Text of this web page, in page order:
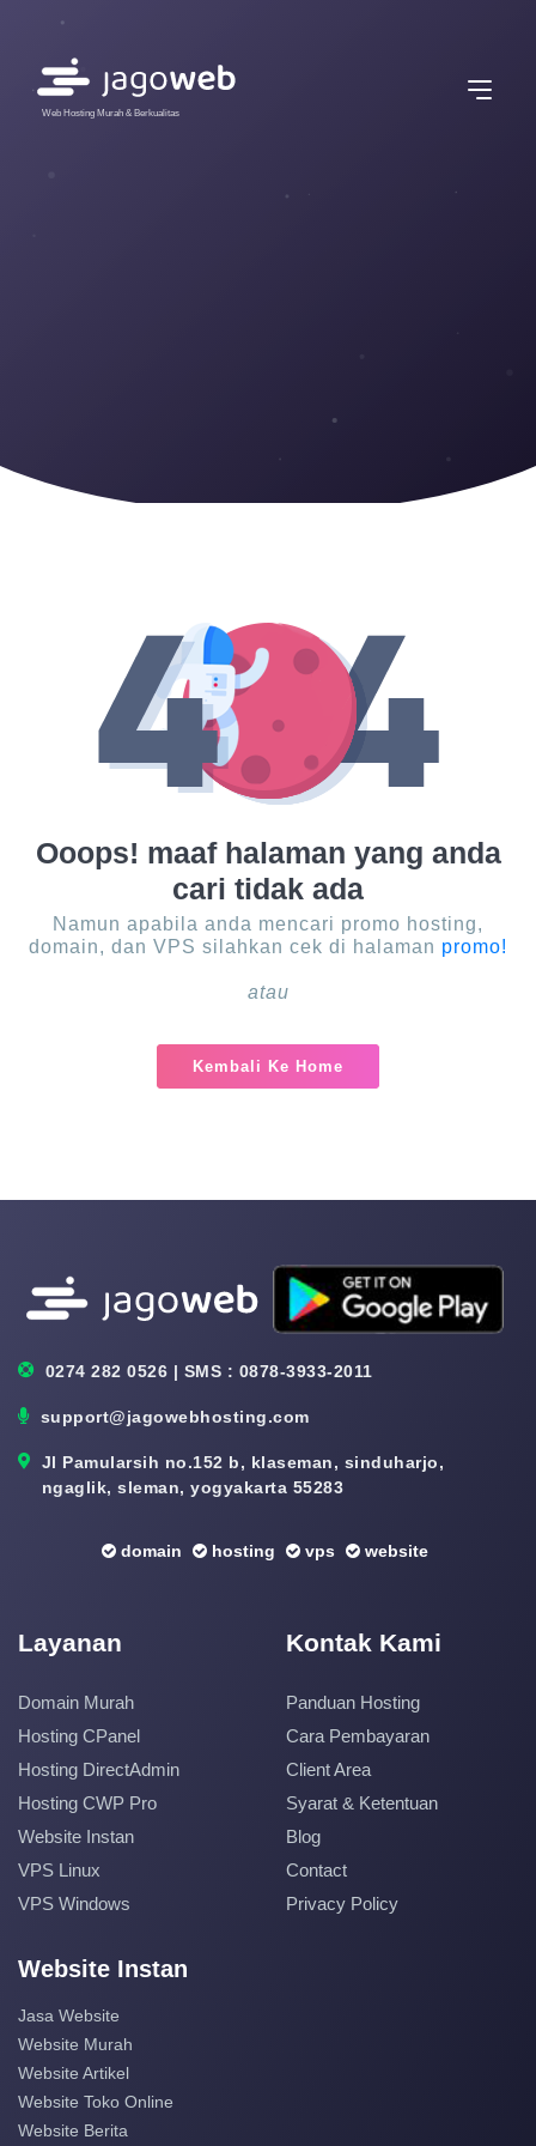
Web Hosting Murah & Berkualitas
Ooops! maaf halaman yang anda
cari tidak ada
Namun apabila anda mencari promo hosting,
domain, dan VPS silahkan cek di halaman promo!
atau
Kembali Ke Home
0274 282 0526 | SMS : 0878-3933-2011
support@jagowebhosting.com
Jl Pamularsih no.152 b, klaseman, sinduharjo,
ngaglik, sleman, yogyakarta 55283
domain hosting vps website
Layanan
Domain Murah
Hosting CPanel
Hosting DirectAdmin
Hosting CWP Pro
Website Instan
VPS Linux
VPS Windows
Kontak Kami
Panduan Hosting
Cara Pembayaran
Client Area
Syarat & Ketentuan
Blog
Contact
Privacy Policy
Website Instan
Jasa Website
Website Murah
Website Artikel
Website Toko Online
Website Berita